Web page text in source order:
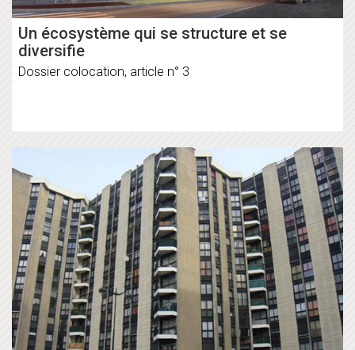
Un écosystème qui se structure et se
diversifie
Dossier colocation, article n° 3